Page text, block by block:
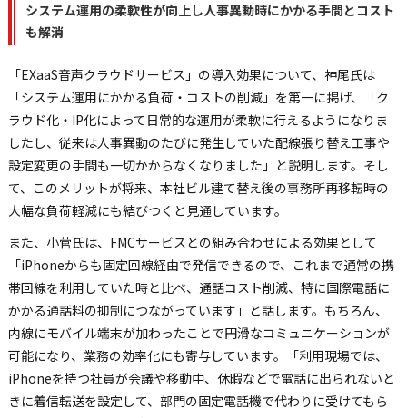
システム運用の柔軟性が向上し人事異動時にかかる手間とコスト
も解消
「EXaaS音声クラウドサービス」の導入効果について、神尾氏は
「システム運用にかかる負荷・コストの削減」を第一に掲げ、「ク
ラウド化・IP化によって日常的な運用が柔軟に行えるようになりま
したし、従来は人事異動のたびに発生していた配線張り替え工事や
設定変更の手間も一切かからなくなりました」と説明します。そし
て、このメリットが将来、本社ビル建て替え後の事務所再移転時の
大幅な負荷軽減にも結びつくと見通しています。
また、小菅氏は、FMCサービスとの組み合わせによる効果として
「iPhoneからも固定回線経由で発信できるので、これまで通常の携
帯回線を利用していた時と比べ、通話コスト削減、特に国際電話に
かかる通話料の抑制につながっています」と話します。もちろん、
内線にモバイル端末が加わったことで円滑なコミュニケーションが
可能になり、業務の効率化にも寄与しています。「利用現場では、
iPhoneを持つ社員が会議や移動中、休暇などで電話に出られないと
きに着信転送を設定して、部門の固定電話機で代わりに受けてもら